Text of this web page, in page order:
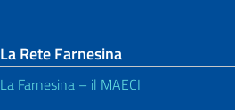
La Rete Farnesina
La Farnesina – il MAECI